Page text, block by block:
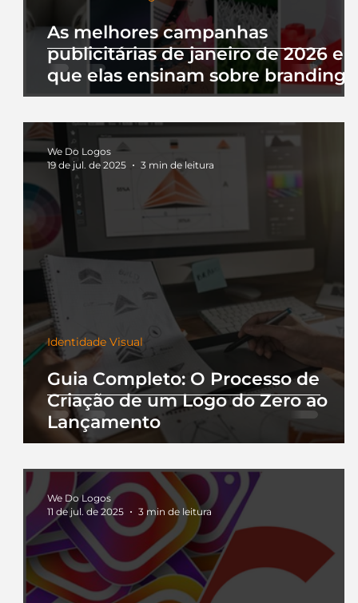
As melhores campanhas
publicitárias de janeiro de 2026 e
que elas ensinam sobre branding
Guia Completo: O Processo de
Criação de um Logo do Zero ao
Lançamento
Identidade Visual
We Do Logos
19 de jul. de 2025
3 min de leitura
We Do Logos
11 de jul. de 2025
3 min de leitura